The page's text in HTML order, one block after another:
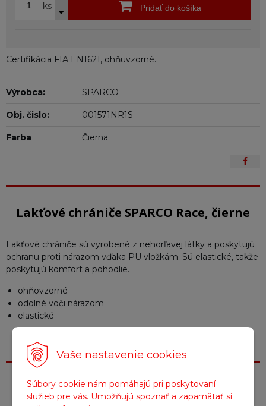
Vaše nastavenie cookies
Súbory cookie nám pomáhajú pri poskytovaní
služieb pre vás. Umožňujú spoznať a zapamätať si
ks Pridať do košíka
Certifikácia FIA EN1621, ohňuvzorné.
Výrobca: SPARCO
Obj. čislo: 001571NR1S
Farba Čierna
Lakťové chrániče SPARCO Race, čierne
Lakťové chrániče sú vyrobené z nehorľavej látky a poskytujú
ochranu proti nárazom vďaka PU vložkám. Sú elastické, takže
poskytujú komfort a pohodlie.
ohňovzorné
odolné voči nárazom
elastické
Parametre